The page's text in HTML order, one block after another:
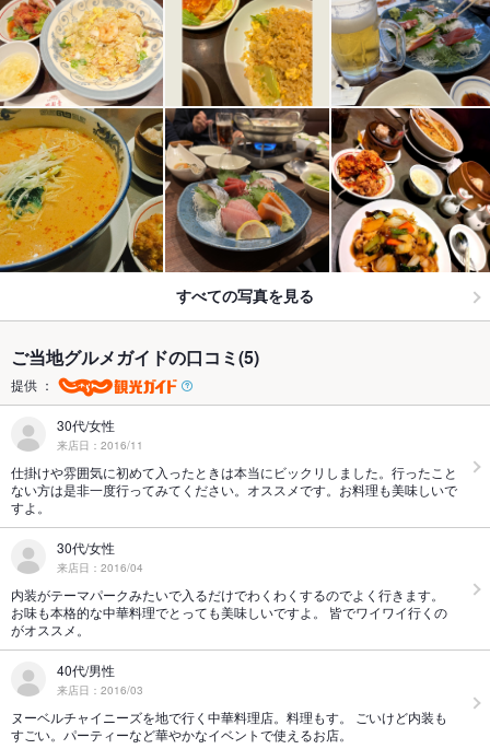
すべての写真を見る
ご当地グルメガイドの口コミ(5)
提供 ：
30代/女性
来店日：2016/11
仕掛けや雰囲気に初めて入ったときは本当にビックリしました。行ったこと
ない方は是非一度行ってみてください。オススメです。お料理も美味しいで
すよ。
30代/女性
来店日：2016/04
内装がテーマパークみたいで入るだけでわくわくするのでよく行きます。
お味も本格的な中華料理でとっても美味しいですよ。 皆でワイワイ行くの
がオススメ。
40代/男性
来店日：2016/03
ヌーベルチャイニーズを地で行く中華料理店。料理もす。 ごいけど内装も
すごい。パーティーなど華やかなイベントで使えるお店。